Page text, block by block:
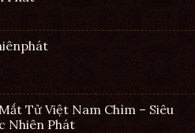
Tử Việt Nam Chìm – Siêu
Nhiên Phát